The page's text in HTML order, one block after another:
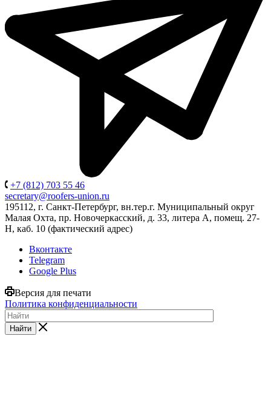
+7 (812) 703 55 46
secretary@roofers-union.ru
195112, г. Санкт-Петербург, вн.тер.г. Муниципальный округ
Малая Охта, пр. Новочеркасский, д. 33, литера А, помещ. 27-
Н, каб. 10 (фактический адрес)
Вконтакте
Telegram
Google Plus
Версия для печати
Политика конфиденциальности
Найти